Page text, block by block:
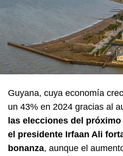
Guyana, cuya economía
un 43% en 2024 gracias al
las elecciones del
el presidente Irfaan Ali
bonanza, aunque el